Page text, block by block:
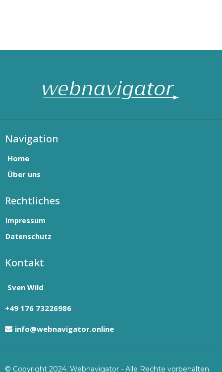
Navigation
Home
Über uns
Rechtliches
Impressum
Datenschutz
Kontakt
Sven Wild
+49 176 73226986
info@webnavigator.online
© Copyright 2024. Webnavigator - Alle Rechte vorbehalten.